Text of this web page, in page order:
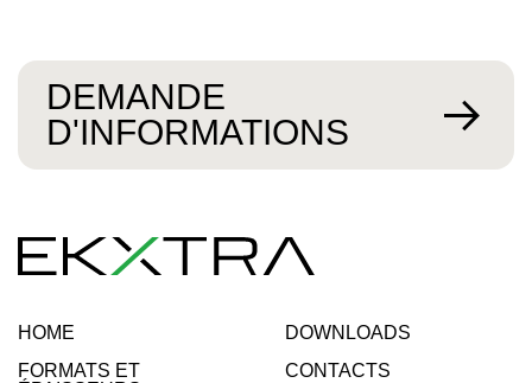
DEMANDE
D'INFORMATIONS
HOME
FORMATS ET
DOWNLOADS
CONTACTS